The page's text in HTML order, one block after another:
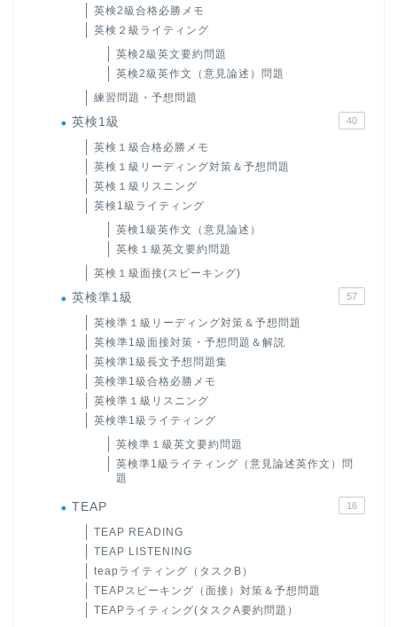
英検2級合格必勝メモ
英検２級ライティング
英検2級英文要約問題
英検2級英作文（意見論述）問題
練習問題・予想問題
英検1級 40
英検１級合格必勝メモ
英検１級リーディング対策＆予想問題
英検１級リスニング
英検1級ライティング
英検1級英作文（意見論述）
英検１級英文要約問題
英検１級面接(スピーキング)
英検準1級 57
英検準１級リーディング対策＆予想問題
英検準1級面接対策・予想問題＆解説
英検準1級長文予想問題集
英検準1級合格必勝メモ
英検準１級リスニング
英検準1級ライティング
英検準１級英文要約問題
英検準1級ライティング（意見論述英作文）問
題
TEAP 16
TEAP READING
TEAP LISTENING
teapライティング（タスクB）
TEAPスピーキング（面接）対策＆予想問題
TEAPライティング(タスクA要約問題）